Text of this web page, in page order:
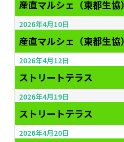
産直マルシェ（東都生協）
2026年4月10日
産直マルシェ（東都生協）
2026年4月12日
ストリートテラス
2026年4月19日
ストリートテラス
2026年4月20日